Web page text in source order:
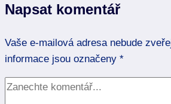
předpovědi
magie!
Napsat komentář
Vaše e-mailová adresa nebude
informace jsou označeny *